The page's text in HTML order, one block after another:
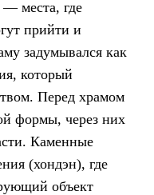
места, где
прийти и
задумывался как
который
Перед храмом
формы, через них
Каменные
(хондэн), где
объект